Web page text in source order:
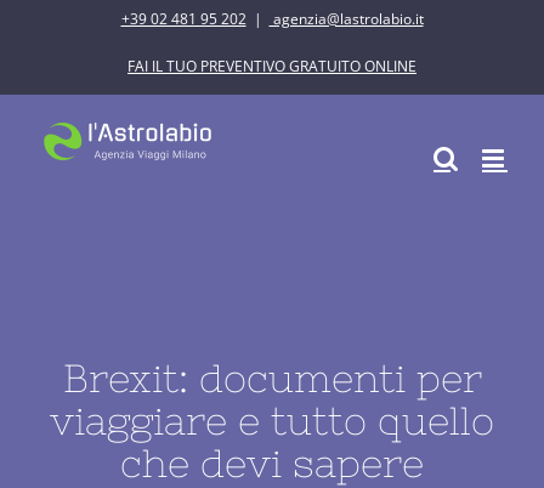
contenuto
+39 02 481 95 202 | agenzia@lastrolabio.it
FAI IL TUO PREVENTIVO GRATUITO ONLINE
Brexit: documenti per
viaggiare e tutto quello
che devi sapere